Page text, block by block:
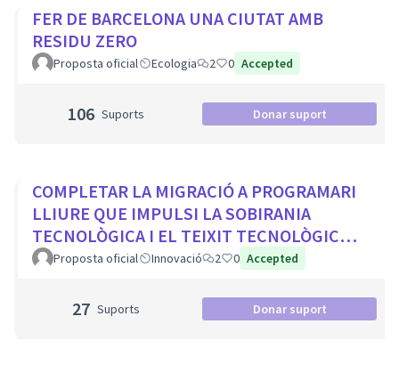
FER DE BARCELONA UNA CIUTAT AMB
RESIDU ZERO
Proposta oficial Ecologia 2 0 Accepted
106 Suports Donar suport
COMPLETAR LA MIGRACIÓ A PROGRAMARI
LLIURE QUE IMPULSI LA SOBIRANIA
TECNOLÒGICA I EL TEIXIT TECNOLÒGIC
LOCAL
Proposta oficial Innovació 2 0 Accepted
27 Suports Donar suport